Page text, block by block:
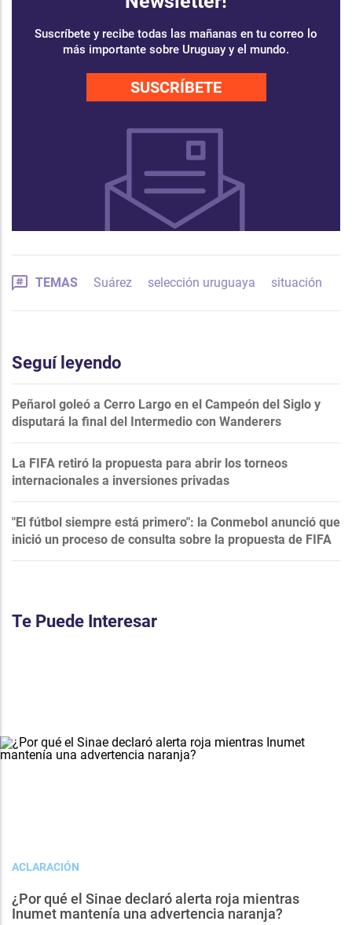
Suscríbete y recibe todas las mañanas en tu correo lo
más importante sobre Uruguay y el mundo.
SUSCRÍBETE
TEMAS Suárez selección uruguaya situación
Seguí leyendo
Peñarol goleó a Cerro Largo en el Campeón del Siglo y
disputará la final del Intermedio con Wanderers
La FIFA retiró la propuesta para abrir los torneos
internacionales a inversiones privadas
"El fútbol siempre está primero": la Conmebol anunció que
inició un proceso de consulta sobre la propuesta de FIFA
Te Puede Interesar
ACLARACIÓN
¿Por qué el Sinae declaró alerta roja mientras
Inumet mantenía una advertencia naranja?